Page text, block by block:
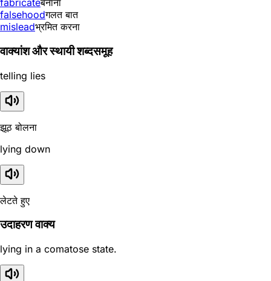
fabricateबनाना
falsehoodगलत बात
misleadभ्रमित करना
वाक्यांश और स्थायी शब्दसमूह
telling lies
झूठ बोलना
lying down
लेटते हुए
उदाहरण वाक्य
lying in a comatose state.